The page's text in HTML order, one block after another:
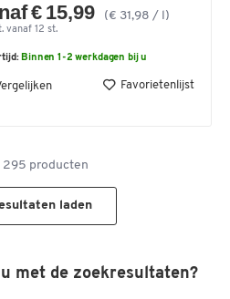
€ 15,99 (€ 31,98 / l)
vanaf 12 st.
Binnen 1-2 werkdagen bij u
Favorietenlijst
295 producten
laden
met de zoekresultaten?